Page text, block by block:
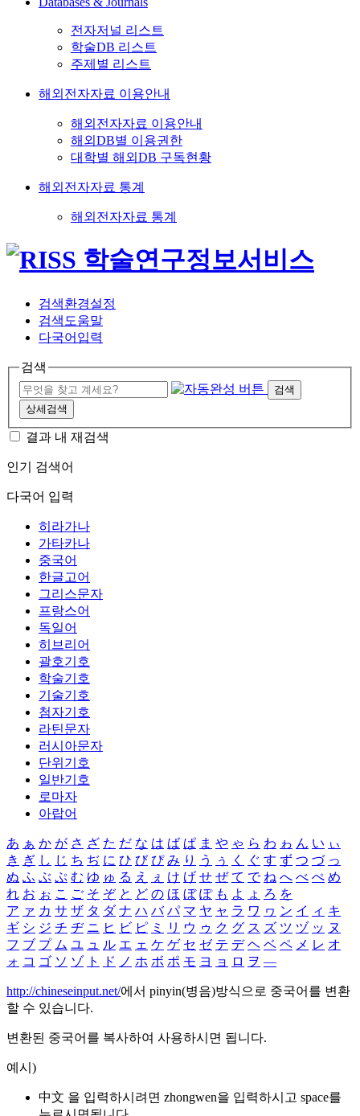
전자저널 리스트
학술DB 리스트
주제별 리스트
해외전자자료 이용안내
해외전자자료 이용안내
해외DB별 이용권한
대학별 해외DB 구독현황
해외전자자료 통계
해외전자자료 통계
검색환경설정
검색도움말
다국어입력
검색
검색
상세검색
결과 내 재검색
인기 검색어
다국어 입력
히라가나
가타카나
중국어
한글고어
그리스문자
프랑스어
독일어
히브리어
괄호기호
학술기호
기술기호
첨자기호
라틴문자
러시아문자
단위기호
일반기호
로마자
아랍어
あ ぁ か が さ ざ た だ な は ば ぱ ま や ゃ ら わ ゎ ん い ぃ
き ぎ し じ ち ぢ に ひ び ぴ み り う ぅ く ぐ す ず つ づ っ
ぬ ふ ぶ ぷ む ゆ ゅ る え ぇ け げ せ ぜ て で ね へ べ ぺ め
れ お ぉ こ ご そ ぞ と ど の ほ ぼ ぽ も よ ょ ろ を
ア ァ カ サ ザ タ ダ ナ ハ バ パ マ ヤ ャ ラ ワ ヮ ン イ ィ キ
ギ シ ジ チ ヂ ニ ヒ ビ ピ ミ リ ウ ゥ ク グ ス ズ ツ ヅ ッ ヌ
フ ブ プ ム ユ ュ ル エ ェ ケ ゲ セ ゼ テ デ ヘ ベ ペ メ レ オ
ォ コ ゴ ソ ゾ ト ド ノ ホ ボ ポ モ ヨ ョ ロ ヲ ―
http://chineseinput.net/에서 pinyin(병음)방식으로 중국어를 변환
할 수 있습니다.
변환된 중국어를 복사하여 사용하시면 됩니다.
예시)
中文 을 입력하시려면 zhongwen을 입력하시고 space를